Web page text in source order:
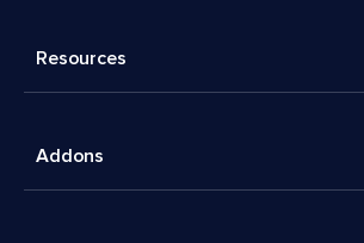
Resources
Addons